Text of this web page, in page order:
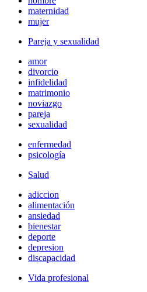
maternidad
mujer
Pareja y sexualidad
amor
divorcio
infidelidad
matrimonio
noviazgo
pareja
sexualidad
enfermedad
psicología
Salud
adiccion
alimentación
ansiedad
bienestar
deporte
depresion
discapacidad
Vida profesional